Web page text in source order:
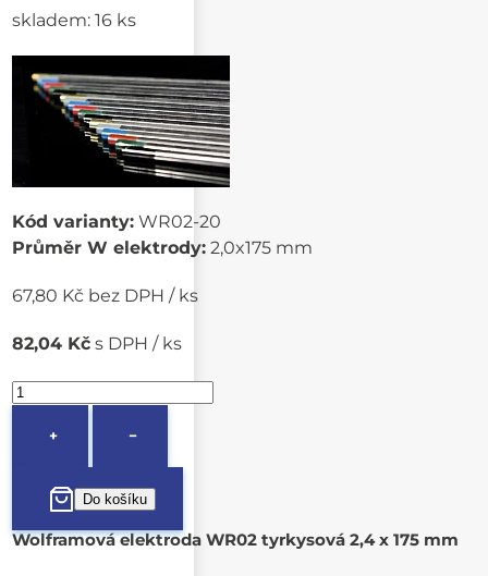
skladem: 16 ks
Kód varianty: WR02-20
Průměr W elektrody: 2,0x175 mm
67,80 Kč bez DPH / ks
82,04 Kč s DPH / ks
+ −
Wolframová elektroda WR02 tyrkysová 2,4 x 175 mm